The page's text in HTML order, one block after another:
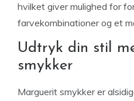
hvilket giver mulighed for
farvekombinationer og et
Udtryk din stil
smykker
Marguerit smykker er